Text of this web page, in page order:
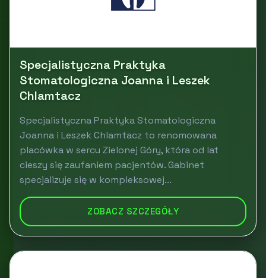
Specjalistyczna Praktyka
Stomatologiczna Joanna i Leszek
Chlamtacz
Specjalistyczna Praktyka Stomatologiczna
Joanna i Leszek Chlamtacz to renomowana
placówka w sercu Zielonej Góry, która od lat
cieszy się zaufaniem pacjentów. Gabinet
specjalizuje się w kompleksowej...
ZOBACZ SZCZEGÓŁY